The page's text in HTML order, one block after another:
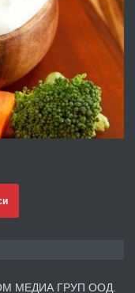
преди 2 години
уроци по
МЕДИА ГРУП ООД.